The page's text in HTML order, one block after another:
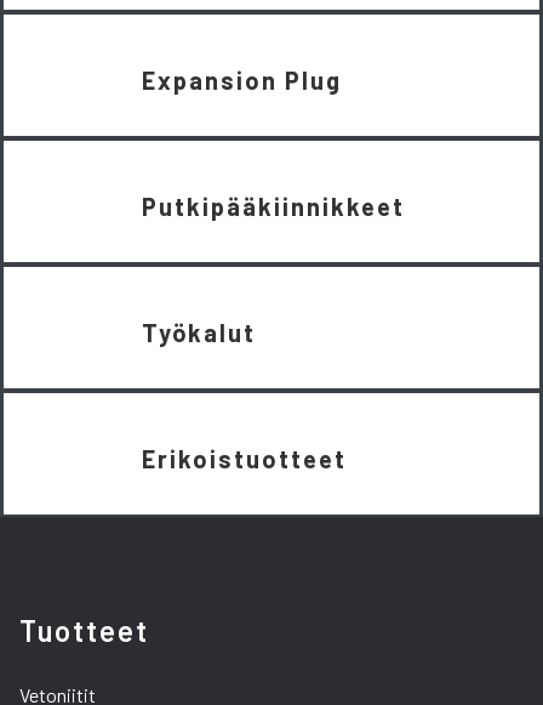
Expansion Plug
Putkipääkiinnikkeet
Työkalut
Erikoistuotteet
Tuotteet
Vetoniitit